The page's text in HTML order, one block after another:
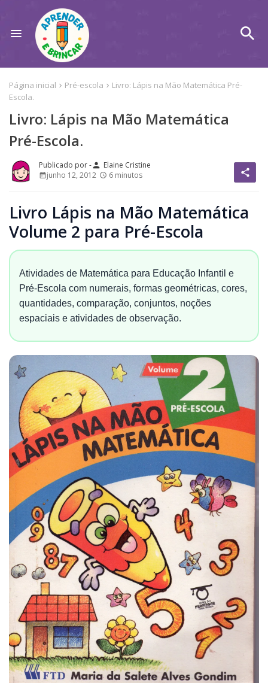
Página inicial Pré-escola
Livro: Lápis na Mão Matemática Pré-
Escola.
Livro: Lápis na Mão Matemática
Pré-Escola.
person Elaine Cristine
junho 12, 2012
6 minutos share
Livro Lápis na Mão Matemática
Volume 2 para Pré-Escola
Atividades de Matemática para Educação Infantil e
Pré-Escola com numerais, formas geométricas, cores,
quantidades, comparação, conjuntos, noções
espaciais e atividades de observação.